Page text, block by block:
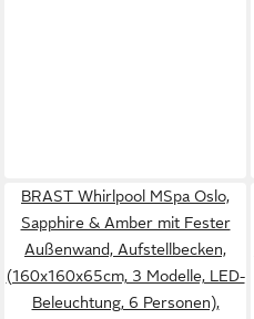
BRAST Whirlpool MSpa Oslo,
Sapphire & Amber mit Fester
Außenwand, Aufstellbecken,
(160x160x65cm, 3 Modelle, LED-
Beleuchtung, 6 Personen),